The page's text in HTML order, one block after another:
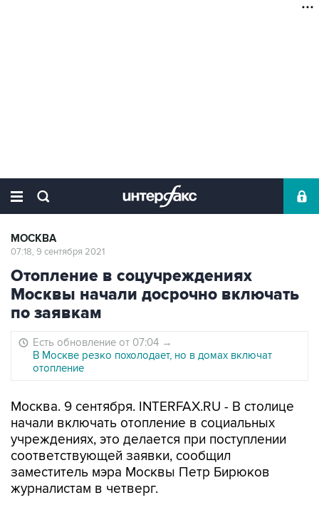
МОСКВА
07:18, 9 сентября 2021
Отопление в соцучреждениях
Москвы начали досрочно включать
по заявкам
Есть обновление от 07:04 →
В Москве резко похолодает, но в домах включат
отопление
Москва. 9 сентября. INTERFAX.RU - В столице
начали включать отопление в социальных
учреждениях, это делается при поступлении
соответствующей заявки, сообщил
заместитель мэра Москвы Петр Бирюков
журналистам в четверг.